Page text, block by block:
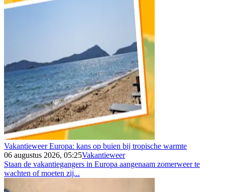
Vakantieweer Europa: kans op buien bij tropische warmte
06 augustus 2026, 05:25Vakantieweer
Staan de vakantiegangers in Europa aangenaam zomerweer te
wachten of moeten zij...